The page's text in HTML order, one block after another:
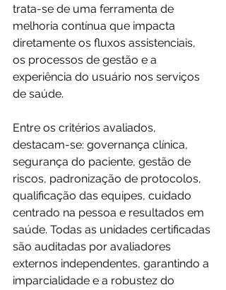
trata-se de uma ferramenta de
melhoria contínua que impacta
diretamente os fluxos assistenciais,
os processos de gestão e a
experiência do usuário nos serviços
de saúde.
Entre os critérios avaliados,
destacam-se: governança clínica,
segurança do paciente, gestão de
riscos, padronização de protocolos,
qualificação das equipes, cuidado
centrado na pessoa e resultados em
saúde. Todas as unidades certificadas
são auditadas por avaliadores
externos independentes, garantindo a
imparcialidade e a robustez do